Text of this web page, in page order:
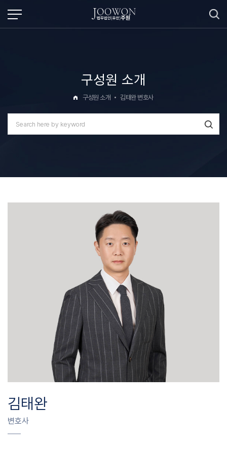
구성원 소개
구성원 소개 김태완 변호사
김태완
변호사